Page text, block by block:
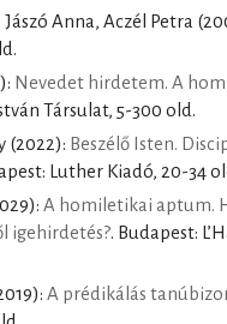
Anna, Aczél Petra
Nevedet hirdetem. A
Társulat, 5-300 old.
(2022): Beszélő Isten.
Luther Kiadó, 20-34
A homiletikai aptum.
igehirdetés?. Budapest:
A prédikálás